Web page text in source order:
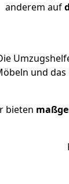
anderem auf
und
bieten